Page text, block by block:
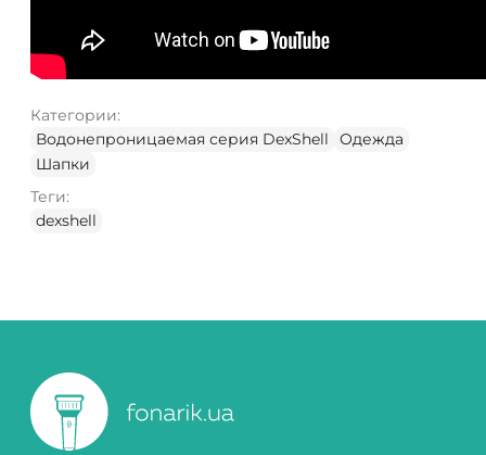
Категории:
Водонепроницаемая серия DexShell
Одежда
Шапки
Теги:
dexshell